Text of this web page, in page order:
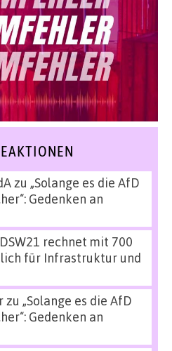
zu „Solange es die AfD
Gedenken an
DSW21 rechnet mit 700
für Infrastruktur und
zu „Solange es die AfD
Gedenken an